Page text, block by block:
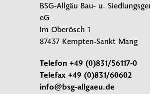
BSG-Allgäu Bau- u.
eG
Im Oberösch 1
87437 Kempten-Sankt Mang
Telefon +49 (0)831/56117-0
Telefax +49 (0)831/60602
info@bsg-allgaeu.de